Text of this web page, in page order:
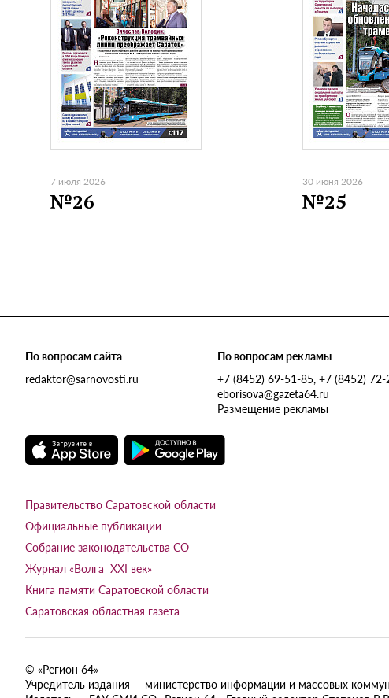
7 июля 2026
№26
30 июня 2026
№25
По вопросам сайта
redaktor@sarnovosti.ru
По вопросам рекламы
+7 (8452) 69-51-85, +7 (8452)
eborisova@gazeta64.ru
Размещение рекламы
Правительство Саратовской области
Официальные публикации
Собрание законодательства СО
Журнал «Волга XXI век»
Книга памяти Саратовской области
Саратовская областная газета
© «Регион 64»
Учредитель издания — министерство информации и массовых